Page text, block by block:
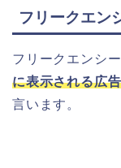
フリークエン
フリークエンシ
に表示される広
言います。